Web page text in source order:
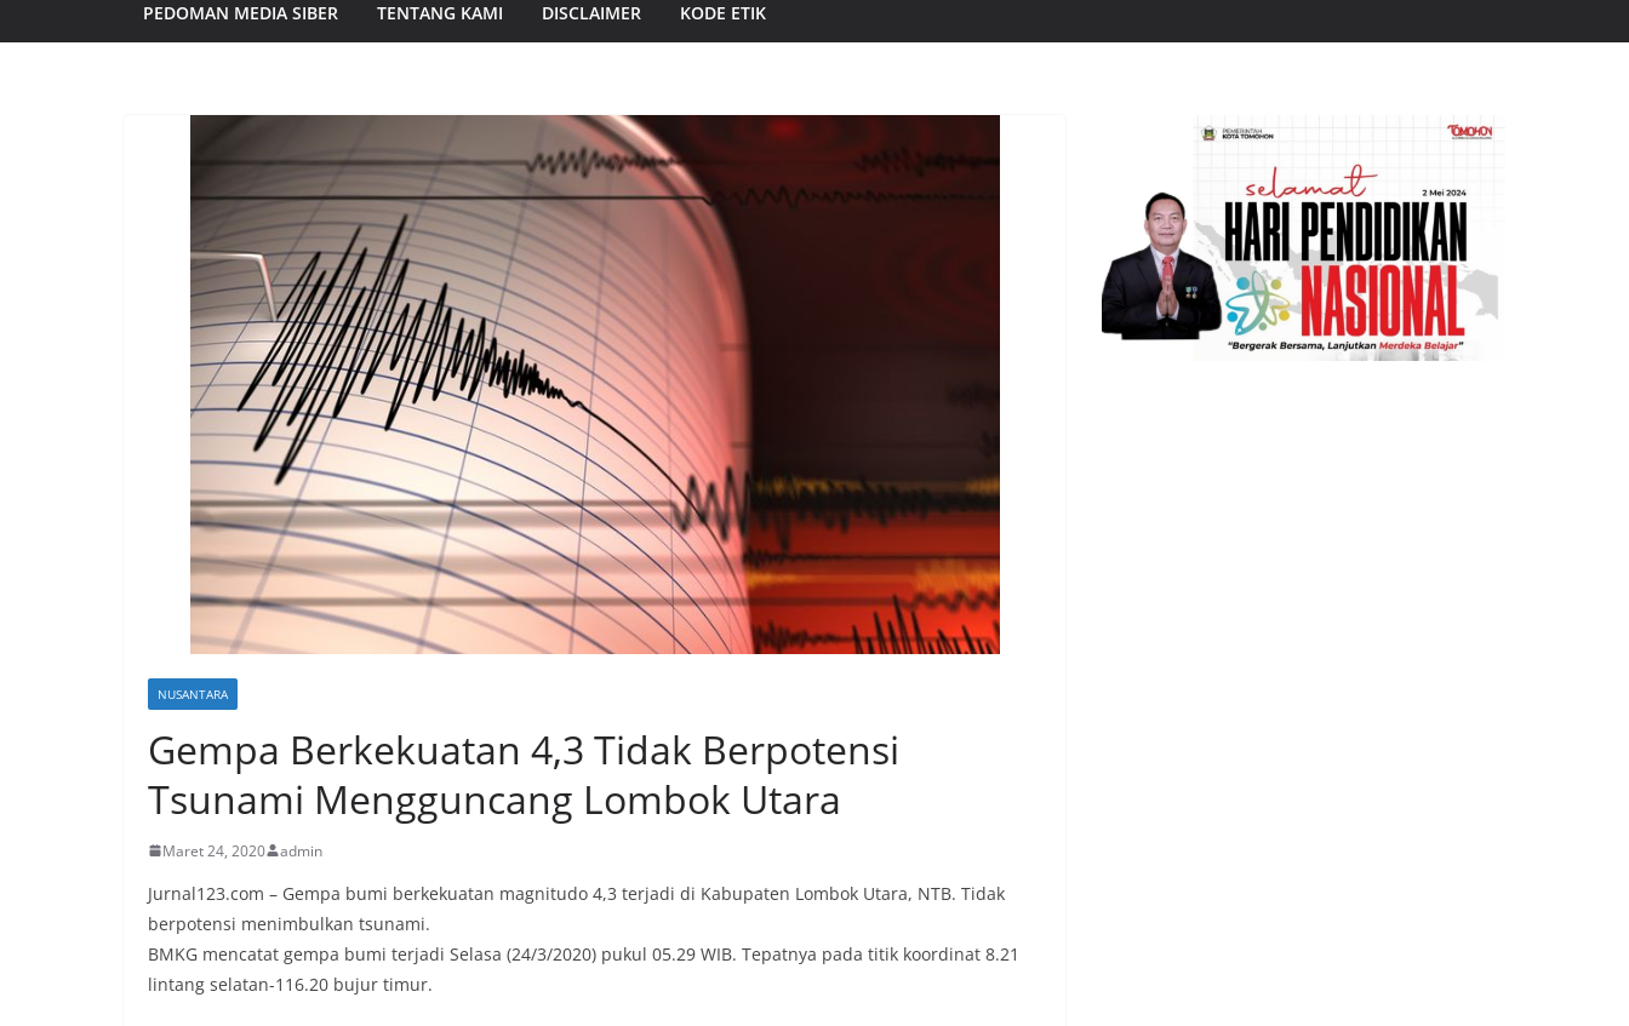
PEDOMAN MEDIA SIBER TENTANG KAMI DISCLAIMER KODE ETIK
NUSANTARA
Gempa Berkekuatan 4,3 Tidak Berpotensi
Tsunami Mengguncang Lombok Utara
Maret 24, 2020 admin
Jurnal123.com – Gempa bumi berkekuatan magnitudo 4,3 terjadi di Kabupaten Lombok Utara, NTB. Tidak
berpotensi menimbulkan tsunami.
BMKG mencatat gempa bumi terjadi Selasa (24/3/2020) pukul 05.29 WIB. Tepatnya pada titik koordinat 8.21
lintang selatan-116.20 bujur timur.